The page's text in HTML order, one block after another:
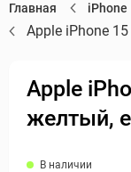
Главная iPhone
Apple iPhone
Apple
желтый,
В наличии